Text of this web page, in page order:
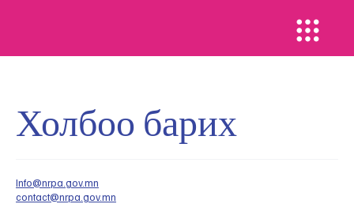
Холбоо барих
Info@nrpa.gov.mn
contact@nrpa.gov.mn